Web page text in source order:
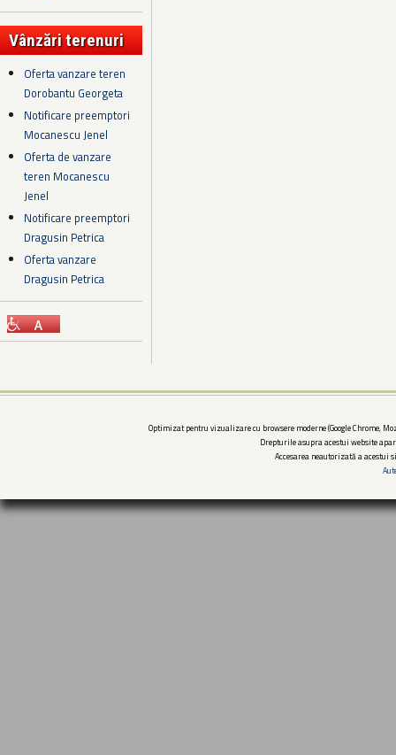
Vânzări terenuri
Oferta vanzare teren
Dorobantu Georgeta
Notificare preemptori
Mocanescu Jenel
Oferta de vanzare
teren Mocanescu
Jenel
Notificare preemptori
Dragusin Petrica
Oferta vanzare
Dragusin Petrica
Optimizat pentru vizualizare cu browsere moderne (Google Chrome,
Drepturile asupra acestui website
Accesarea neautorizată a acestui